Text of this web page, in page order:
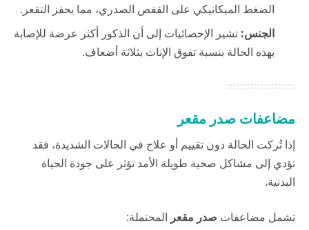
الضغط الميكانيكي على القفص الصدري، مما يحفز التقعر.
الجنس: تشير الإحصائيات إلى أن الذكور أكثر عرضة للإصابة
بهذه الحالة بنسبة تفوق الإناث بثلاثة أضعاف.
مضاعفات صدر مقعر
إذا تُركت الحالة دون تقييم أو علاج في الحالات الشديدة، فقد
تؤدي إلى مشاكل صحية طويلة الأمد تؤثر على جودة الحياة
البدنية.
تشمل مضاعفات صدر مقعر المحتملة: